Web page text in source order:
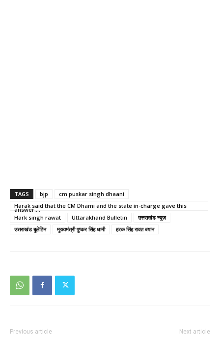
TAGS bjp
cm puskar singh dhaani
Harak said that the CM Dhami and the state in-charge gave this
answer....
Hark singh rawat
Uttarakhand Bulletin
उत्तराखंड न्यूज़
उत्तराखंड बुलेटिन
मुख्यमंत्री पुष्कर सिंह धामी हरक सिंह रावत बयान
Previous article Next article